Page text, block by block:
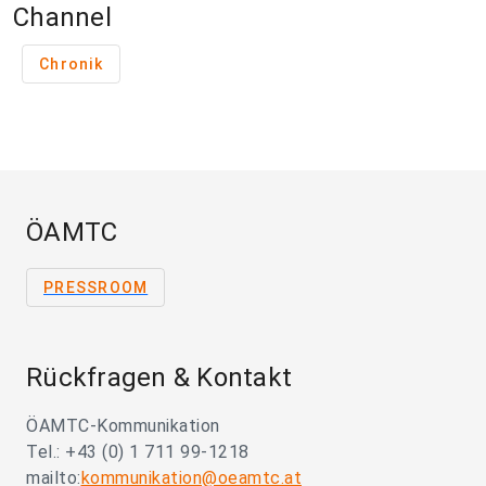
Channel
Chronik
ÖAMTC
PRESSROOM
Rückfragen & Kontakt
ÖAMTC-Kommunikation
Tel.: +43 (0) 1 711 99-1218
mailto: kommunikation@oeamtc.at